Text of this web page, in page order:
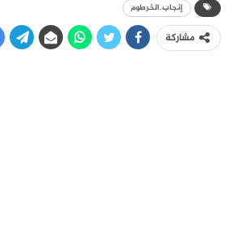
إنجاب.الخرطوم
مشاركة